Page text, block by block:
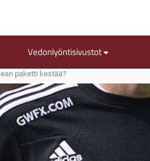
Vedonlyöntisivustot
paketti kestää?